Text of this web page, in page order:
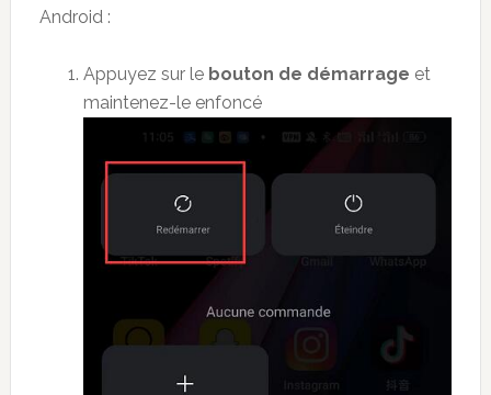
Android :
Appuyez sur le bouton de démarrage et
maintenez-le enfoncé